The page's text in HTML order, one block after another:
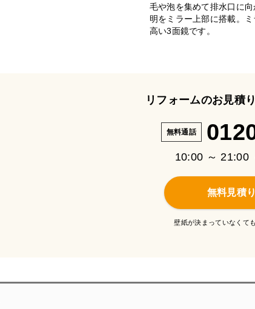
毛や泡を集めて排水口に
明をミラー上部に搭載。
高い3面鏡です。
リフォームのお見積
無料通話
10:00 ～ 21:00
無料見積
壁紙が決まっていなくて